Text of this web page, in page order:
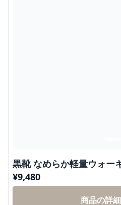
黒靴 なめらか軽量ウォー
¥9,480
商品の詳